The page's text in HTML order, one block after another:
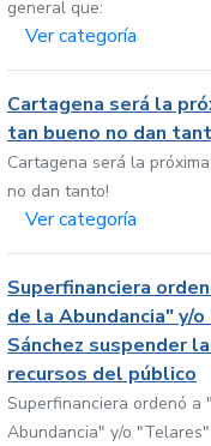
general que:
Ver categoría
Cartagena será la
tan bueno no dan
Cartagena será la
no dan tanto!
Ver categoría
Superfinanciera
de la Abundancia" y/
Sánchez suspender
recursos del público
Superfinanciera ordenó a
Abundancia" y/o